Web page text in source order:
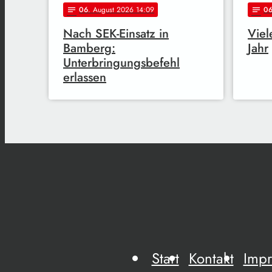
notes 06. August 2026 14:09
Nach SEK-Einsatz in
Bamberg:
Unterbringungsbefehl
erlassen
notes 06
Jahr
Start Kontakt